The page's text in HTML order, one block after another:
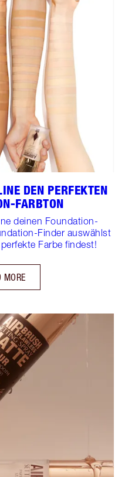
DEN PERFEKTEN
FARBTON
deinen Foundation-
Finder auswählst
Farbe findest!
MORE